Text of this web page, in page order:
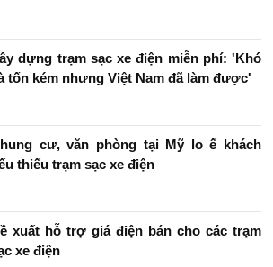
dựng trạm sạc xe điện miễn phí: 'Khó
tốn kém nhưng Việt Nam đã làm được'
cư, văn phòng tại Mỹ lo ế khách
thiếu trạm sạc xe điện
xuất hỗ trợ giá điện bán cho các trạm
xe điện